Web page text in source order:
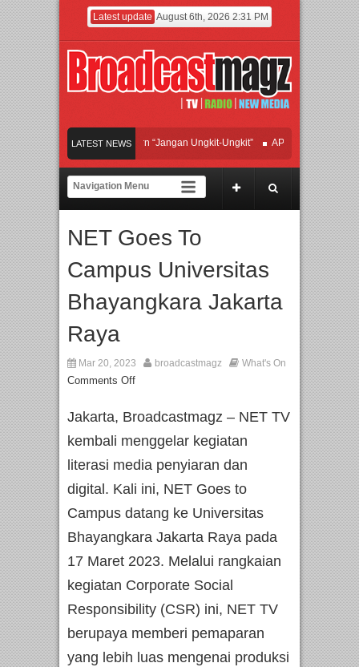
Latest update August 6th, 2026 2:31 PM
LATEST NEWS
Hadirkan Hipdut Modern “Jangan Ungkit-Ungkit” APMF 2026 Dorong
Perpaduan Warisan Dan Semangat Lokal, BIRKENSTOCK INDONESIA
Orchestra Presents The Beatles & Queen – feat. Marcello Tahitoe dan
NET Goes To
Campus Universitas
Bhayangkara Jakarta
Raya
Mar 20, 2023 broadcastmagz What's On
Comments Off
Jakarta, Broadcastmagz – NET TV
kembali menggelar kegiatan
literasi media penyiaran dan
digital. Kali ini, NET Goes to
Campus datang ke Universitas
Bhayangkara Jakarta Raya pada
17 Maret 2023. Melalui rangkaian
kegiatan Corporate Social
Responsibility (CSR) ini, NET TV
berupaya memberi pemaparan
yang lebih luas mengenai produksi